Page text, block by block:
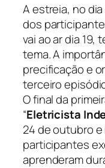
A estreia, no
dos
vai ao ar dia 19,
tema. A
precificação e
terceiro
O final da
“Eletricista
24 de outubro
participantes
aprenderam